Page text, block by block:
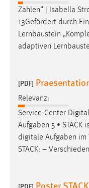
Zahlen“ | Isabella
13Gefördert durch
Lernbaustein
adaptiven
[PDF]
Relevanz:
Service-Center
Aufgaben 5 • STACK
digitale Aufgaben im
STACK: –
Poster